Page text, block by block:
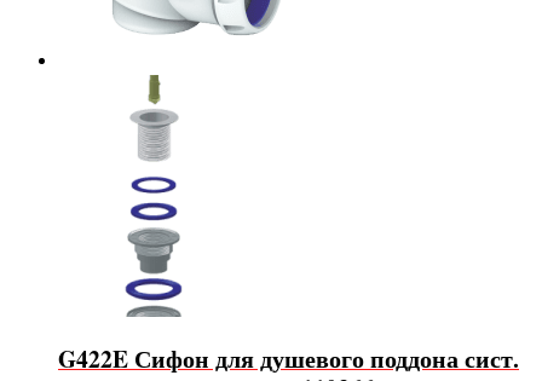
G422E Сифон для душевого поддона сист.